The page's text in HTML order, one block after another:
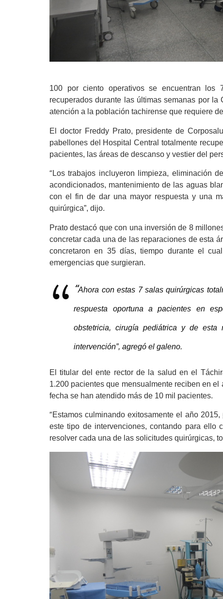
100 por ciento operativos se encuentran los
recuperados durante las últimas semanas por
atención a la población tachirense que requiere
El doctor Freddy Prato, presidente de
pabellones del Hospital Central totalmente
pacientes, las áreas de descanso y vestier del
“ Los trabajos incluyeron limpieza, eliminación
acondicionados, mantenimiento de las aguas
con el fin de dar una mayor respuesta y una
quirúrgica”, dijo.
Prato destacó que con una inversión de 8
concretar cada una de las reparaciones de esta
concretaron en 35 días, tiempo durante el
emergencias que surgieran.
“Ahora con estas 7 salas quirúrgicas
respuesta oportuna a pacientes en
obstetricia, cirugía pediátrica y de
intervención”, agregó el galeno.
El titular del ente rector de la salud en el
1.200 pacientes que mensualmente reciben en
fecha se han atendido más de 10 mil pacientes.
“Estamos culminando exitosamente el año
este tipo de intervenciones, contando para ello
resolver cada una de las solicitudes quirúrgicas,